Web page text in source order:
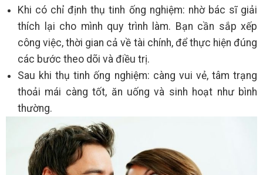
Khi có chỉ định thụ tinh ống nghiệm: nhờ bác sĩ giải
thích lại cho mình quy trình làm. Bạn cần sắp xếp
công việc, thời gian cả về tài chính, để thực hiện đúng
các bước theo dõi và điều trị.
Sau khi thụ tinh ống nghiệm: càng vui vẻ, tâm trạng
thoải mái càng tốt, ăn uống và sinh hoạt như bình
thường.